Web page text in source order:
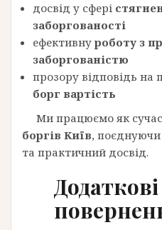
досвід у сфері
заборгованості
ефективнуроботу з
заборгованістю
прозору відповідь на
борг вартість
Ми працюємо як
боргів Київ,
та практичний досвід.